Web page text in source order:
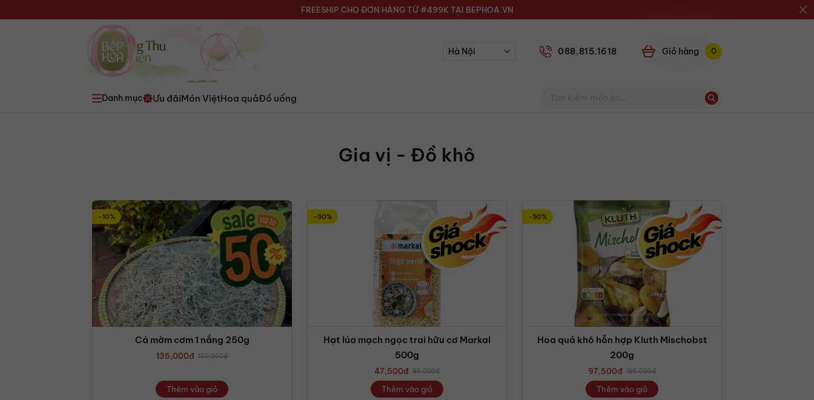
FREESHIP CHO ĐƠN HÀNG TỪ #499K TẠI BEPHOA.VN
Hà Nội 088.815.1618 Giỏ 0
Danh mục Ưu đãiMón ViệtHoa quảĐồ uống
Gia vị - Đồ khô
-10%
Cá mờm cơm 1 nắng 250g
135,000đ 150,000đ
Thêm vào giỏ
-50%
Hạt lúa mạch ngọc trai hữu cơ Markal
500g
47,500đ 95,000đ
Thêm vào giỏ
-50%
Hoa quả khô hỗn hợp Kluth Mischobst
200g
97,500đ 195,000đ
Thêm vào giỏ